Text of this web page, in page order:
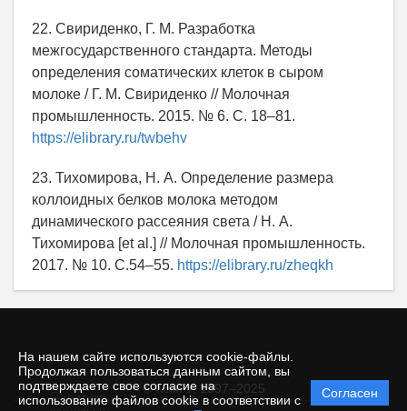
На нашем сайте используются cookie-файлы.
Продолжая пользоваться данным сайтом, вы
подтверждаете свое согласие на
использование файлов cookie в соответствии с
Согласен
22. Свириденко, Г. М. Разработка
межгосударственного стандарта. Методы
определения соматических клеток в сыром
молоке / Г. М. Свириденко // Молочная
промышленность. 2015. № 6. С. 18–81.
https://elibrary.ru/twbehv
23. Тихомирова, Н. А. Определение размера
коллоидных белков молока методом
динамического рассеяния света / Н. А.
Тихомирова [et al.] // Молочная промышленность.
2017. № 10. С.54–55. https://elibrary.ru/zheqkh
© КемГУ, 1997–2025
Политика